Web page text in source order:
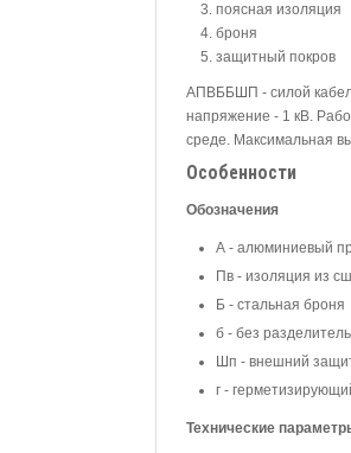
поясная изоляция
броня
защитный покров
АПВББШП - силой
напряжение - 1 кВ.
среде. Максимальная
Особенности
Обозначения
А - алюминиевый
Пв - изоляция из
Б - стальная броня
б - без
Шп - внешний
г -
Технические